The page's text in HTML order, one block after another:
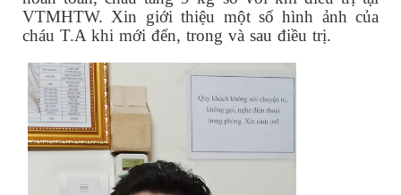
VTMHTW. Xin giới thiệu một số hình ảnh của
cháu T.A khi mới đến, trong và sau điều trị.